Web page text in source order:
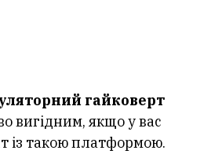
гайковерт
вигідним, якщо у вас
із такою платформою.